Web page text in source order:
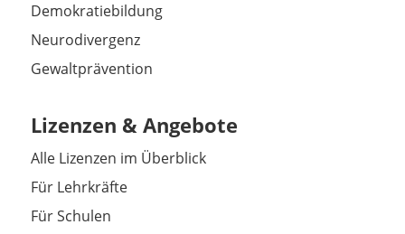
Demokratiebildung
Neurodivergenz
Gewaltprävention
Lizenzen & Angebote
Alle Lizenzen im Überblick
Für Lehrkräfte
Für Schulen